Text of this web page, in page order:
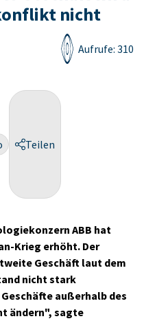
nicht
Aufrufe: 310
Teilen
ABB hat
Krieg erhöht. Der
Geschäft laut dem
nicht stark
außerhalb des
ändern", sagte